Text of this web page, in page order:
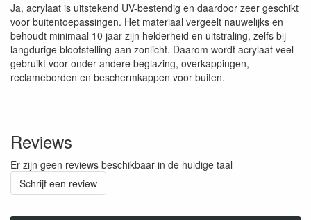
Ja, acrylaat is uitstekend UV-bestendig en daardoor zeer geschikt
voor buitentoepassingen. Het materiaal vergeelt nauwelijks en
behoudt minimaal 10 jaar zijn helderheid en uitstraling, zelfs bij
langdurige blootstelling aan zonlicht. Daarom wordt acrylaat veel
gebruikt voor onder andere beglazing, overkappingen,
reclameborden en beschermkappen voor buiten.
Reviews
Er zijn geen reviews beschikbaar in de huidige taal
Schrijf een review